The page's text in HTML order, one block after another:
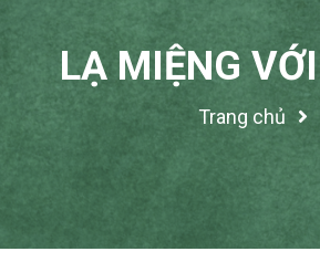
LẠ MIỆNG
Trang chủ